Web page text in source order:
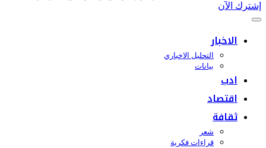
إشترك الآن
الاخبار
التحليل الاخباري
بيانات
ادب
اقتصاد
ثقافة
شعر
قراءات فكرية